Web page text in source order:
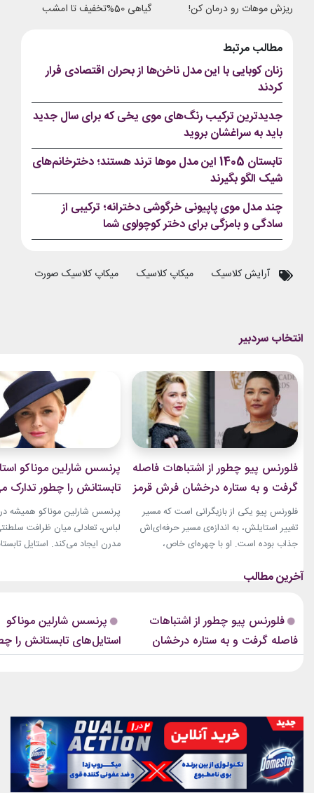
ریزش موهات رو درمان کن! گیاهی 50%تخفیف تا امشب
مطالب مرتبط
زنان کوبایی با این مدل ناخن‌ها از بحران اقتصادی فرار
کردند
جدیدترین ترکیب رنگ‌های موی یخی که برای سال جدید
باید به سراغشان بروید
تابستان 1405 این مدل موها ترند هستند؛ دخترخانم‌های
شیک الگو بگیرند
چند مدل موی پاپیونی خرگوشی دخترانه؛ ترکیبی از
سادگی و بامزگی برای دختر کوچولوی شما
آرایش کلاسیک میکاپ کلاسیک میکاپ کلاسیک صورت
فلورنس پیو چطور از اشتباهات فاصله
گرفت و به ستاره درخشان فرش قرمز
تبدیل شد؟
فلورنس پیو یکی از بازیگرانی است که مسیر
تغییر استایلش، به اندازه‌ی مسیر حرفه‌ای‌اش
جذاب بوده است. او با چهره‌ای خاص،
دنیای سینما دیده شد؛ اما در سال‌های ابتدایی
زیورآلات نقرهگیاهان آپارتمانیجدیدترین
کالکشن 2026...
پرنسس شارلین موناکو
تابستانش را چطور تدارک
پرنسس شارلین موناکو همیشه
لباس، تعادلی میان ظرافت
مدرن ایجاد می‌کند. استایل
صمیمی‌تر، شارلین نشان داده که
پیراهن‌های...
فلورنس پیو چطور از اشتباهات
فاصله گرفت و به ستاره درخشان
فرش قرمز تبدیل شد؟
پرنسس شارلین موناکو
استایل‌های تابستانش را
می‌بیند؟